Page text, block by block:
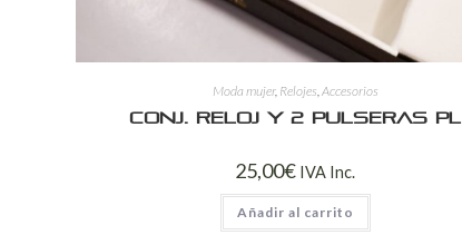
Moda mujer, Relojes Accesorios
Conj. reloj y 2 pulseras PL
25,00€ IVA Inc.
Añadir al carrito